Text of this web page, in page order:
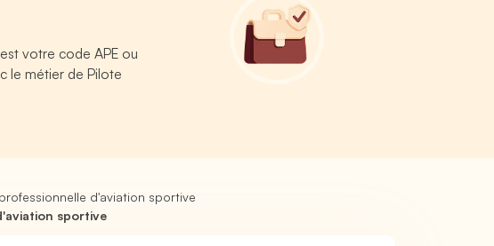
votre code APE ou
le métier de Pilote
d'aviation sportive
sportive